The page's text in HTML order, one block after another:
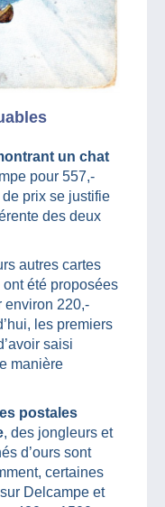
un chat
pour 557,-
prix se justifie
des deux
autres cartes
été proposées
environ 220,-
les premiers
saisi
manière
postales
, des jongleurs et
d’ours sont
certaines
Delcampe et